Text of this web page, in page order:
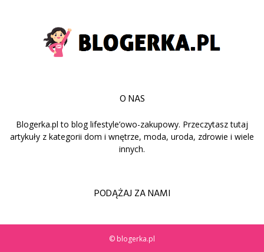
O NAS
Blogerka.pl to blog lifestyle’owo-zakupowy. Przeczytasz tutaj
artykuły z kategorii dom i wnętrze, moda, uroda, zdrowie i wiele
innych.
PODĄŻAJ ZA NAMI
© blogerka.pl